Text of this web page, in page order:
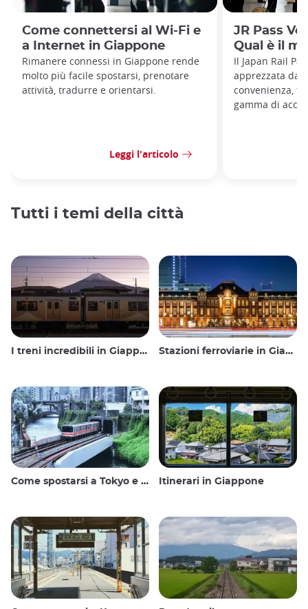
Come connettersi al Wi-Fi e
a Internet in Giappone
Rimanere connessi in Giappone rende
molto più facile spostarsi, prenotare
attività, tradurre e orientarsi.
Leggi l'articolo
JR Pass
Qual è il
Il Japan Rail
apprezzata dai
convenienza,
gamma di
Tutti i temi della città
I treni incredibili in Giappone Stazioni ferroviarie in Giappone
Come spostarsi a Tokyo e dintorni Itinerari in Giappone